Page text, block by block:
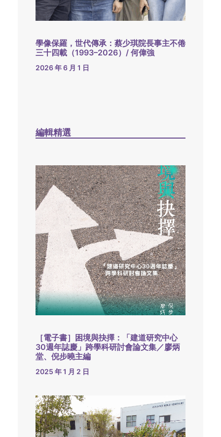
學像保羅，世代傳承：蔡少琪院長事主不倦
三十四載（1993–2026）/ 何偉強
2026 年 6 月 1 日
編輯精選
［電子書］困境與抉擇：「建道研究中心
30週年誌慶」跨學科研討會論文集／廖炳
堂、倪步曉主編
2025 年 1 月 2 日